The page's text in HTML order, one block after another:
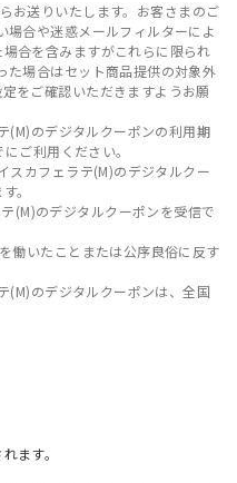
送りいたします。お客さまのご
合や迷惑メールフィルターによ
合を含みますがこれらに限られ
た場合はセット商品提供の対象外
をご確認いただきますようお願
(M)のデジタルクーポンの利用期
ご利用ください。
スカフェラテ(M)のデジタルクー
。
(M)のデジタルクーポンを受信で
働いたことまたは公序良俗に反す
(M)のデジタルクーポンは、全国
ます。